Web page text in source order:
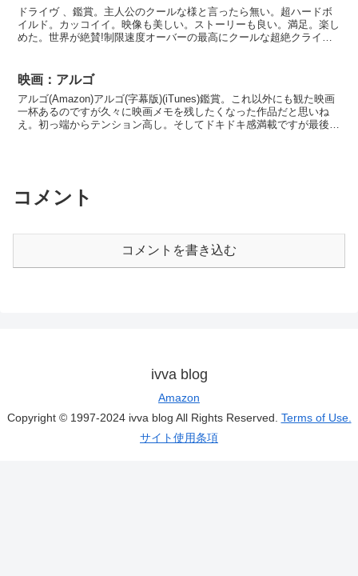
ドライヴ 、鑑賞。主人公のクールな様と言ったら無い。超ハードボ
イルド。カッコイイ。映像も美しい。ストーリーも良い。満足。楽し
めた。世界が絶賛!制限速度オーバーの最高にクールな超絶クライ
映画：アルゴ
アルゴ(Amazon)アルゴ(字幕版)(iTunes)鑑賞。これ以外にも観た映画
一杯あるのですが久々に映画メモを残したくなった作品だと思いね
え。初っ端からテンション高し。そしてドキドキ感満載ですが最後の
コメント
コメントを書き込む
ivva blog
Amazon
Copyright © 1997-2024 ivva blog All Rights Reserved. Terms of Use.
サイト使用条項